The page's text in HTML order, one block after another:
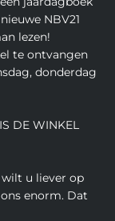
NBV21
lezen!
te ontvangen
donderdag
DE WINKEL
u liever op
enorm. Dat